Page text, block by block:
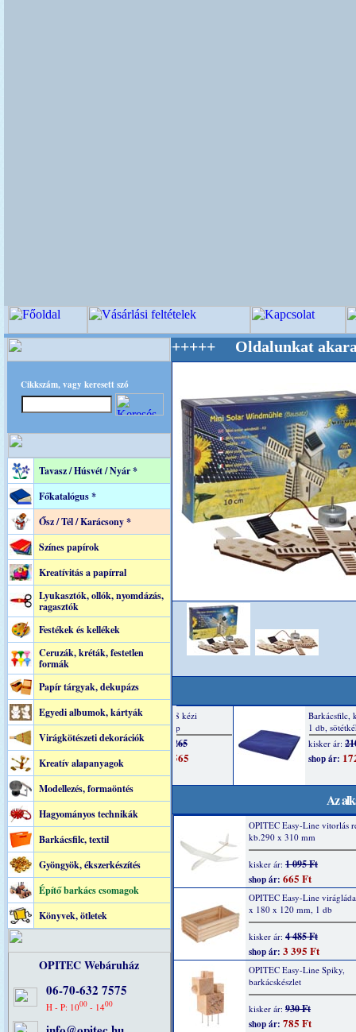
Cikkszám, vagy keresett szó
Tavasz / Húsvét / Nyár *
Főkatalógus *
Ősz / Tél / Karácsony *
Színes papírok
Kreatívitás a papírral
Lyukasztók, ollók, nyomdázás,
ragasztók
Festékek és kellékek
Ceruzák, kréták, festetlen
formák
Papír tárgyak, dekupázs
Egyedi albumok, kártyák
Virágkötészeti dekorációk
Kreatív alapanyagok
Modellezés, formaöntés
Hagyományos technikák
Barkácsfilc, textil
Gyöngyök, ékszerkészítés
Építő barkács csomagok
Könyvek, ötletek
OPITEC Webáruház
06-70-632 7575
H - P: 1000- 1400
Mestere! +++++++ Oldalunkat akarattal
Az
OPITEC Easy-Line vitorlás
kb.290 x 310 mm
kisker ár: 1 095 Ft
shop ár: 665 Ft
OPITEC Easy-Line
x 180 x 120 mm, 1 db
kisker ár: 4 485 Ft
shop ár: 3 395 Ft
OPITEC Easy-Line Spiky,
barkácskészlet
kisker ár: 930 Ft
shop ár: 785 Ft